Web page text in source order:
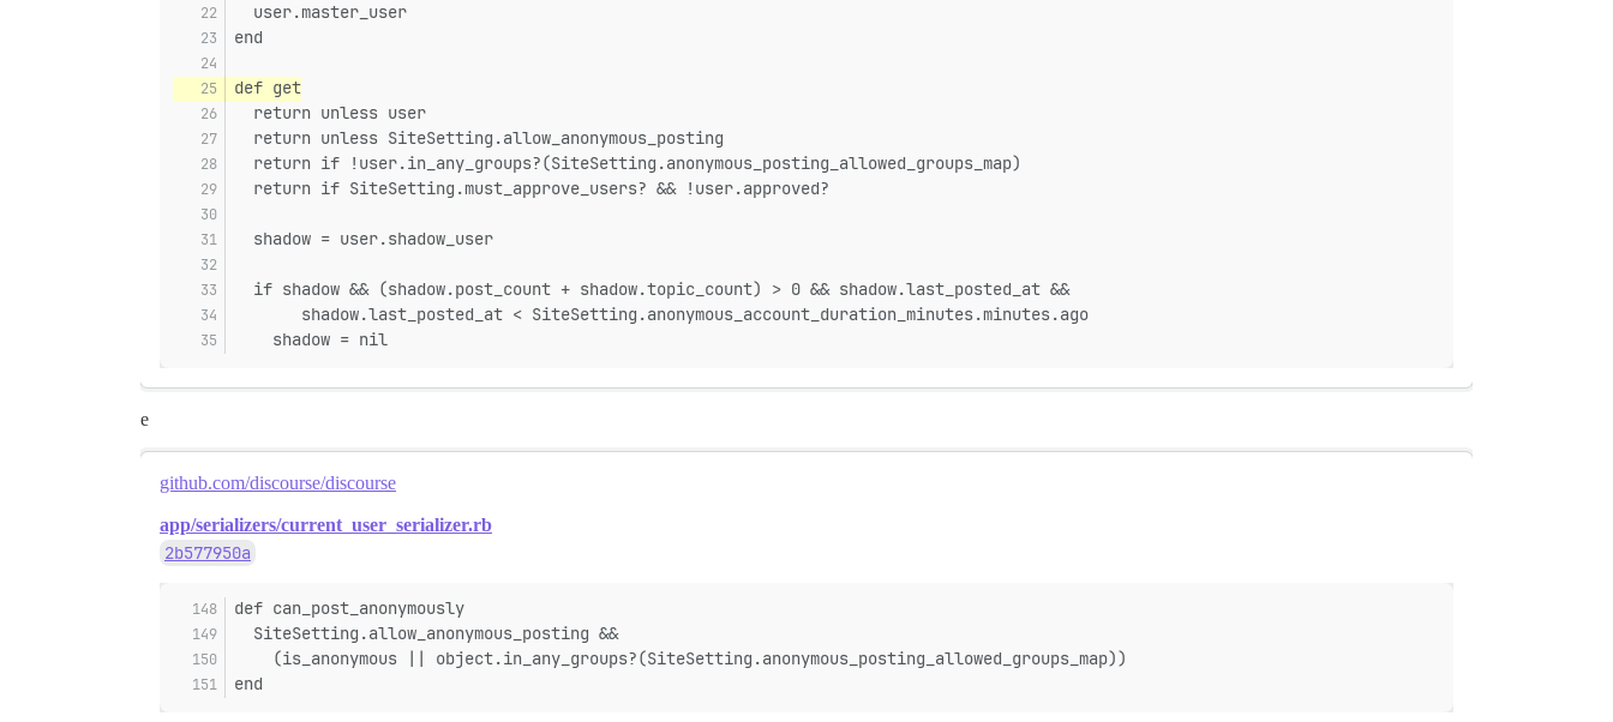
  user.master_user
end
def get
  return unless user
  return unless SiteSetting.allow_anonymous_posting
  return if !user.in_any_groups?(SiteSetting.anonymous_posting_allowed_groups_map)
  return if SiteSetting.must_approve_users? && !user.approved?
  shadow = user.shadow_user
  if shadow && (shadow.post_count + shadow.topic_count) > 0 && shadow.last_posted_at &&
       shadow.last_posted_at < SiteSetting.anonymous_account_duration_minutes.minutes.ago
    shadow = nil
e
github.com/discourse/discourse
app/serializers/current_user_serializer.rb
2b577950a
def can_post_anonymously
  SiteSetting.allow_anonymous_posting &&
    (is_anonymous || object.in_any_groups?(SiteSetting.anonymous_posting_allowed_groups_map))
end